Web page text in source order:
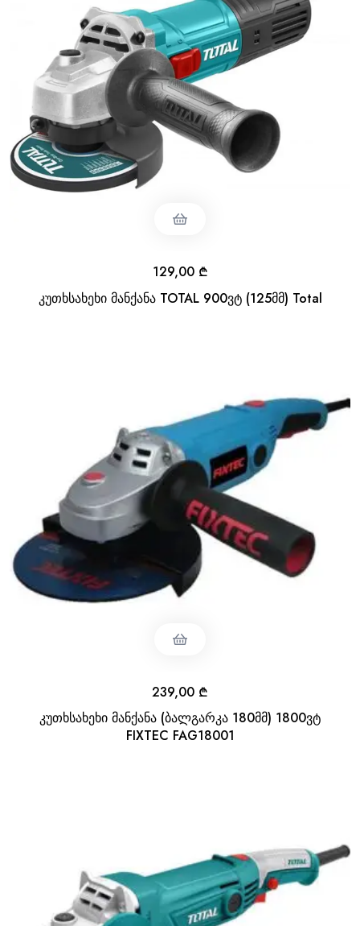
კუთხსახეხი მანქანა TOTAL 900ვტ (125მმ) Total
129,00 ₾
კუთხსახეხი მანქანა (ბალგარკა 180მმ) 1800ვტ
FIXTEC FAG18001
239,00 ₾